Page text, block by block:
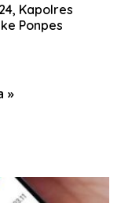
Kapolres
Ponpes
»